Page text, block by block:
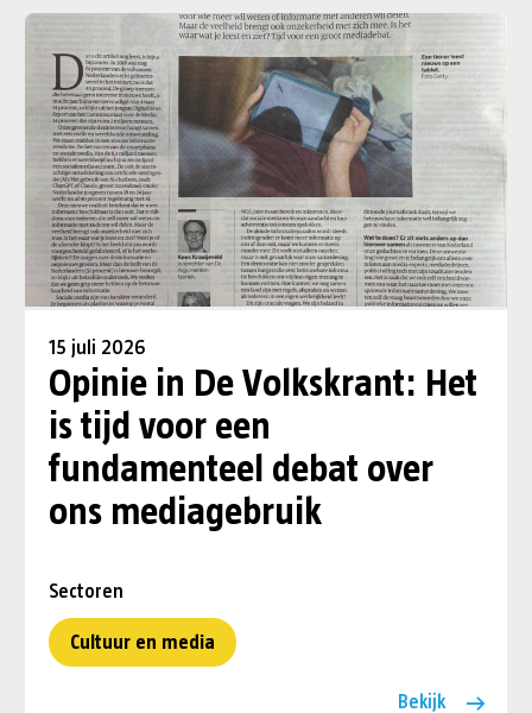
15 juli 2026
Opinie in De Volkskrant: Het
is tijd voor een
fundamenteel debat over
ons mediagebruik
Sectoren
Cultuur en media
Bekijk